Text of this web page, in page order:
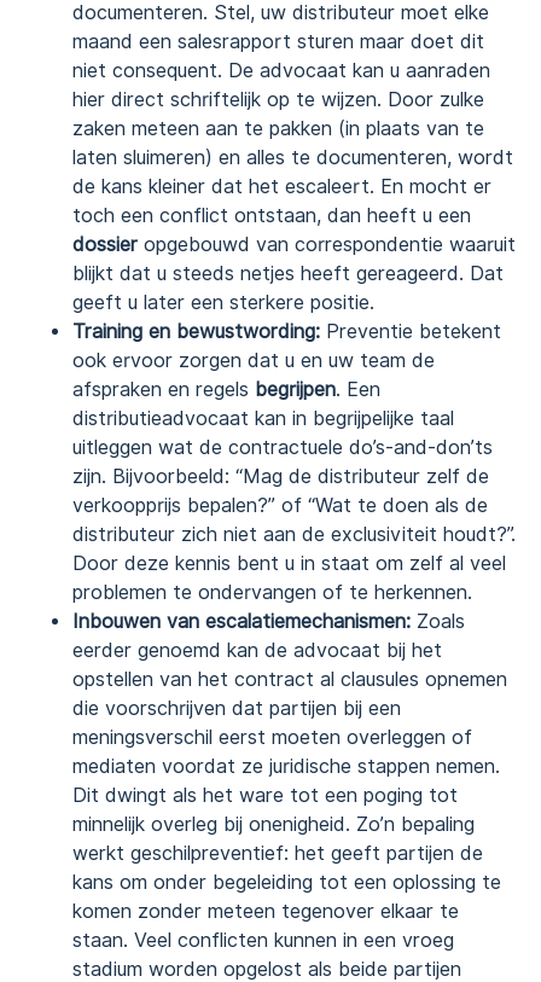
documenteren. Stel, uw distributeur moet elke
maand een salesrapport sturen maar doet dit
niet consequent. De advocaat kan u aanraden
hier direct schriftelijk op te wijzen. Door zulke
zaken meteen aan te pakken (in plaats van te
laten sluimeren) en alles te documenteren, wordt
de kans kleiner dat het escaleert. En mocht er
toch een conflict ontstaan, dan heeft u een
dossier opgebouwd van correspondentie waaruit
blijkt dat u steeds netjes heeft gereageerd. Dat
geeft u later een sterkere positie.
Training en bewustwording: Preventie betekent
ook ervoor zorgen dat u en uw team de
afspraken en regels begrijpen. Een
distributieadvocaat kan in begrijpelijke taal
uitleggen wat de contractuele do’s-and-don’ts
zijn. Bijvoorbeeld: “Mag de distributeur zelf de
verkoopprijs bepalen?” of “Wat te doen als de
distributeur zich niet aan de exclusiviteit houdt?”.
Door deze kennis bent u in staat om zelf al veel
problemen te ondervangen of te herkennen.
Inbouwen van escalatiemechanismen: Zoals
eerder genoemd kan de advocaat bij het
opstellen van het contract al clausules opnemen
die voorschrijven dat partijen bij een
meningsverschil eerst moeten overleggen of
mediaten voordat ze juridische stappen nemen.
Dit dwingt als het ware tot een poging tot
minnelijk overleg bij onenigheid. Zo’n bepaling
werkt geschilpreventief: het geeft partijen de
kans om onder begeleiding tot een oplossing te
komen zonder meteen tegenover elkaar te
staan. Veel conflicten kunnen in een vroeg
stadium worden opgelost als beide partijen